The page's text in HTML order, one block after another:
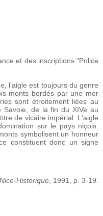
et des inscriptions "Police
l'aigle est toujours du genre
monts bordés par une mer
sont étroitement liées au
Savoie, de la fin du XIVe au
de vicaire impérial. L'aigle
sur le pays niçois.
symbolisent un honneur
constituent donc un signe
Nice-Historique , 1991, p. 3-19.